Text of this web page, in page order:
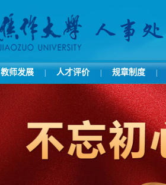
教师发展 人才评价 规章制度